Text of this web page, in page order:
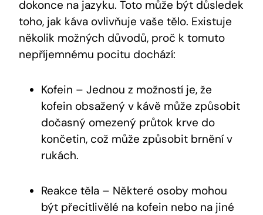
dokonce na jazyku. Toto může být důsledek
toho, jak káva ovlivňuje vaše tělo. Existuje
několik možných důvodů, proč k tomuto
nepříjemnému pocitu dochází:
Kofein – Jednou z možností je, že
kofein obsažený v kávě může způsobit
dočasný omezený průtok krve do
končetin, což může způsobit brnění v
rukách.
Reakce těla – Některé osoby mohou
být přecitlivělé na kofein nebo na jiné